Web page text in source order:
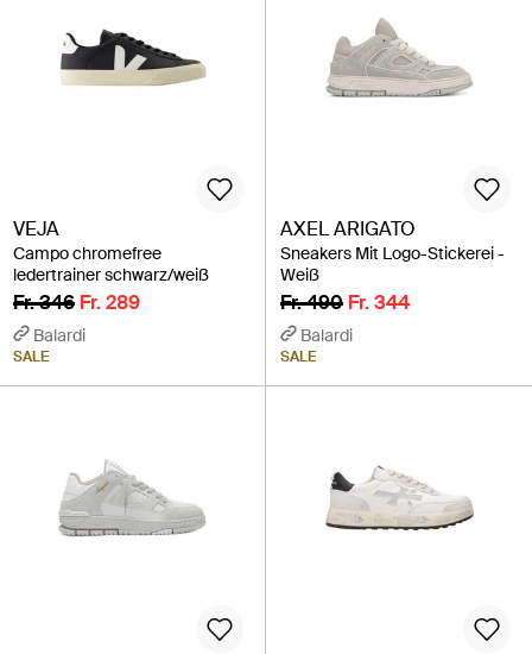
VEJA
Campo chromefree
ledertrainer schwarz/weiß
Fr. 346 Fr. 289
Balardi
SALE
AXEL ARIGATO
Sneakers Mit Logo-Stickerei -
Weiß
Fr. 490 Fr. 344
Balardi
SALE